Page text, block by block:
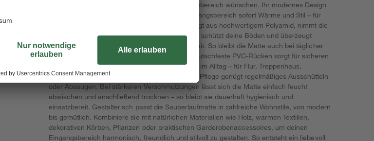
zugleich funktionale Fußmatte für ihren Eingangsbereich wünschen. Ihr modernes Design
setzt dekorative Akzente und verleiht Ihrem Eingangsbereich sofort Wärme und Stil – für
eine einladende, wohnliche Atmosphäre. Gefertigt aus hochwertigem Polyamid, nimmt die
Matte Schmutz und Feuchtigkeit zuverlässig auf, schützt deine Böden und überzeugt
durch Robustheit, Formstabilität und Langlebigkeit. So bleibt die Matte auch bei täglicher
Nutzung dauerhaft schön und pflegeleicht. Der rutschfeste PVC-Rücken sorgt für sicheren
Halt auf glatten Böden und erhöht die Sicherheit im Alltag – für Flur, Treppenhaus,
Eingangsbereich oder Terrassenzugang. Für die Pflege genügt regelmäßiges Ausschütteln
oder Absaugen. Bei stärkeren Verschmutzungen lässt sich die Matte einfach feucht
abwischen und anschließend trocknen – so bleibt sie dauerhaft hygienisch und
einsatzbereit. Gestalterisch passt die Sauberlaufmatte in zahlreiche Wohnstile, von modern
bis gemütlich. Kombiniere sie mit natürlichen Materialien wie Holz, warmen Textilien,
dekorativen Körben, Pflanzen oder praktischen Garderobenaccessoires, um deinen
Eingangsbereich harmonisch, freundlich und stilvoll zu gestalten. So entsteht ein liebevoll